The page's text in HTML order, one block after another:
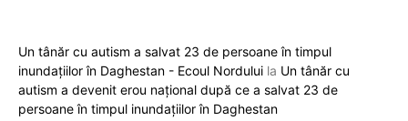
Un tânăr cu autism a salvat 23 de persoane în timpul
inundațiilor în Daghestan - Ecoul Nordului la Un tânăr cu
autism a devenit erou național după ce a salvat 23 de
persoane în timpul inundațiilor în Daghestan